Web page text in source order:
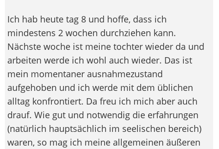
Ich hab heute tag 8 und hoffe, dass ich
mindestens 2 wochen durchziehen kann.
Nächste woche ist meine tochter wieder da und
arbeiten werde ich wohl auch wieder. Das ist
mein momentaner ausnahmezustand
aufgehoben und ich werde mit dem üblichen
alltag konfrontiert. Da freu ich mich aber auch
drauf. Wie gut und notwendig die erfahrungen
(natürlich hauptsächlich im seelischen bereich)
waren, so mag ich meine allgemeinen äußeren